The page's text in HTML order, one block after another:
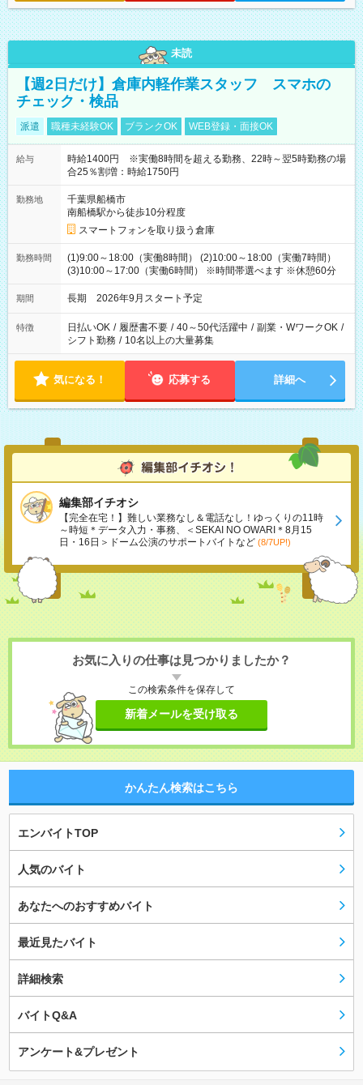
未読
【週2日だけ】倉庫内軽作業スタッフ スマホの
チェック・検品
派遣 職種未経験OK ブランクOK WEB登録・面接OK
給与
時給1400円 ※実働8時間を超える勤務、22時～翌5時勤務の場
合25％割増：時給1750円
勤務地
千葉県船橋市
南船橋駅から徒歩10分程度
スマートフォンを取り扱う倉庫
勤務時間
(1)9:00～18:00（実働8時間） (2)10:00～18:00（実働7時間）
(3)10:00～17:00（実働6時間） ※時間帯選べます ※休憩60分
期間 長期 2026年9月スタート予定
特徴 日払いOK / 履歴書不要 / 40～50代活躍中 / 副業・WワークOK /
シフト勤務 / 10名以上の大量募集
気になる！ 応募する 詳細へ
編集部イチオシ
【完全在宅！】難しい業務なし＆電話なし！ゆっくりの11時
～時短＊データ入力・事務、＜SEKAI NO OWARI＊8月15
日・16日＞ドーム公演のサポートバイトなど (8/7UP!)
お気に入りの仕事は見つかりましたか？
この検索条件を保存して
新着メールを受け取る
かんたん検索はこちら
エンバイトTOP
人気のバイト
あなたへのおすすめバイト
最近見たバイト
詳細検索
バイトQ&A
アンケート&プレゼント